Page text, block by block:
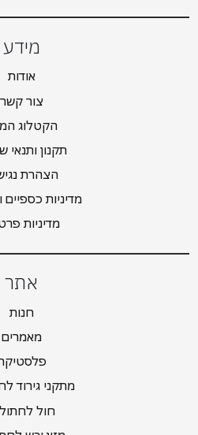
מידע
אודות
צור קשר
הקטלוג
תקנון ותנאי
הצהרת
מדיניות כספיים
מדיניות
אתר
חנות
מאמרים
מתקני גירוד
חול